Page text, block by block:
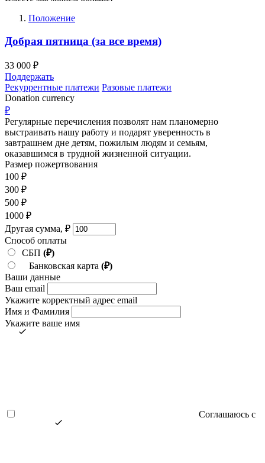
Положение
Добрая пятница (за все время)
33 000 ₽
Поддержать
Рекуррентные платежи Разовые платежи
Donation currency
₽
Регулярные перечисления позволят нам планомерно
выстраивать нашу работу и подарят уверенность в
завтрашнем дне детям, пожилым людям и семьям,
оказавшимся в трудной жизненной ситуации.
Размер пожертвования
100 ₽
300 ₽
500 ₽
1000 ₽
Другая сумма, ₽
Способ оплаты
СБП (₽)
Банковская карта (₽)
Ваши данные
Ваш email
Укажите корректный адрес email
Имя и Фамилия
Укажите ваше имя
Соглашаюсь с